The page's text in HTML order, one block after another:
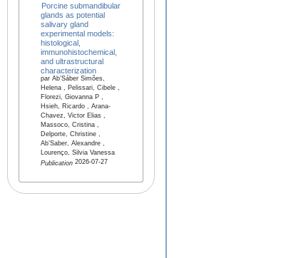
Porcine submandibular
glands as potential
salivary gland
experimental models:
histological,
immunohistochemical,
and ultrastructural
characterization
par Ab’Sáber Simões,
Helena , Pelissari, Cibele ,
Florezi, Giovanna P ,
Hsieh, Ricardo , Arana-
Chavez, Victor Elias ,
Massoco, Cristina ,
Delporte, Christine ,
Ab’Saber, Alexandre ,
Lourenço, Silvia Vanessa
Publication2026-07-27